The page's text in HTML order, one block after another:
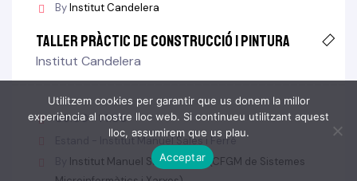
ByInstitut Candelera
Taller pràctic de construcció i pintura
Institut Candelera
09:00 - 14:00
Estand - Institut Manuel Sales i Ferré
Institut Manuel Sales i Ferré (CFGM de Sistemes
Utilitzem cookies per garantir que us donem la millor
experiència al nostre lloc web. Si continueu utilitzant aquest
lloc, assumirem que us plau.
Acceptar